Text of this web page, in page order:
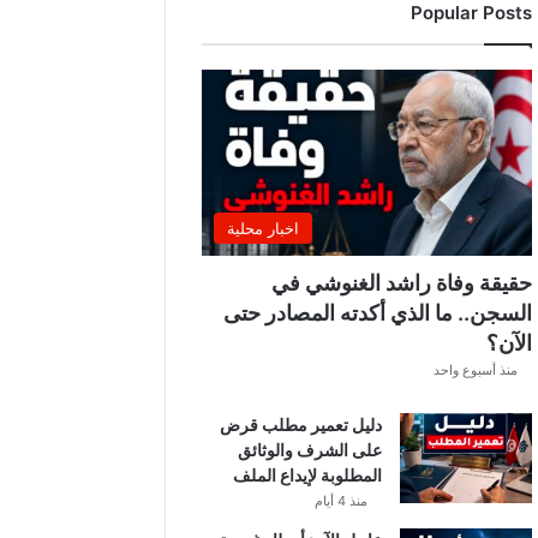
Popular Posts
اخبار محلية
حقيقة وفاة راشد الغنوشي في
السجن.. ما الذي أكدته المصادر حتى
الآن؟
منذ أسبوع واحد
دليل تعمير مطلب قرض
على الشرف والوثائق
المطلوبة لإيداع الملف
منذ 4 أيام